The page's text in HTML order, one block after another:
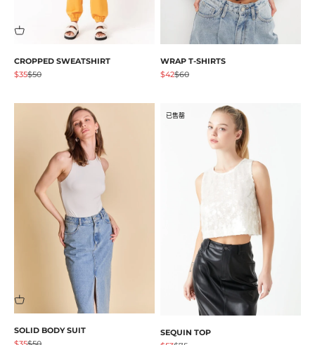
CROPPED SWEATSHIRT
促销价格
$35原价
$50
WRAP T-SHIRTS
促销价格
$42原价
$60
SOLID BODY SUIT
促销价格
原价
已售罄
SEQUIN TOP